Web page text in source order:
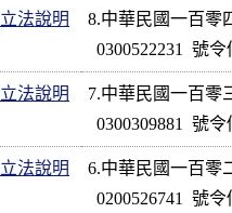
立法說明 8.中華民國一百零
立法說明 7.中華民國一百零
立法說明 6.中華民國一百零